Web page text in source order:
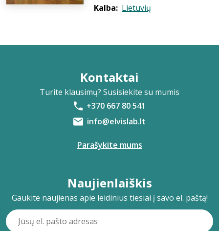
Kalba: Lietuvių
Kontaktai
Turite klausimų? Susisiekite su mumis
+370 667 80 541
info@elvislab.lt
Parašykite mums
Naujienlaiškis
Gaukite naujienas apie leidinius tiesiai į savo el. paštą!